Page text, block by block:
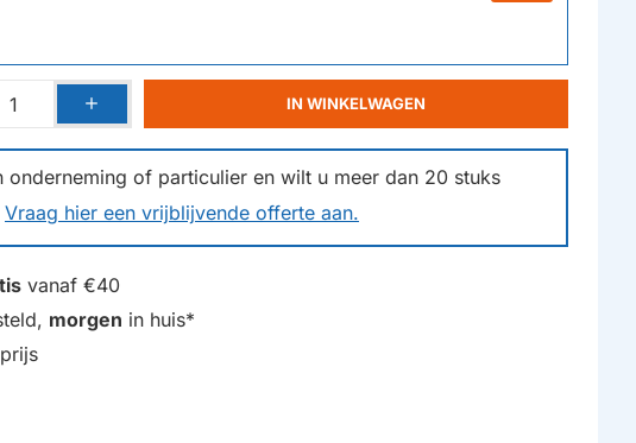
onderneming of particulier en wilt u meer dan 20 stuks
Vraag hier een vrijblijvende offerte aan.
IN WINKELWAGEN
vanaf €40
morgen in huis*
prijs